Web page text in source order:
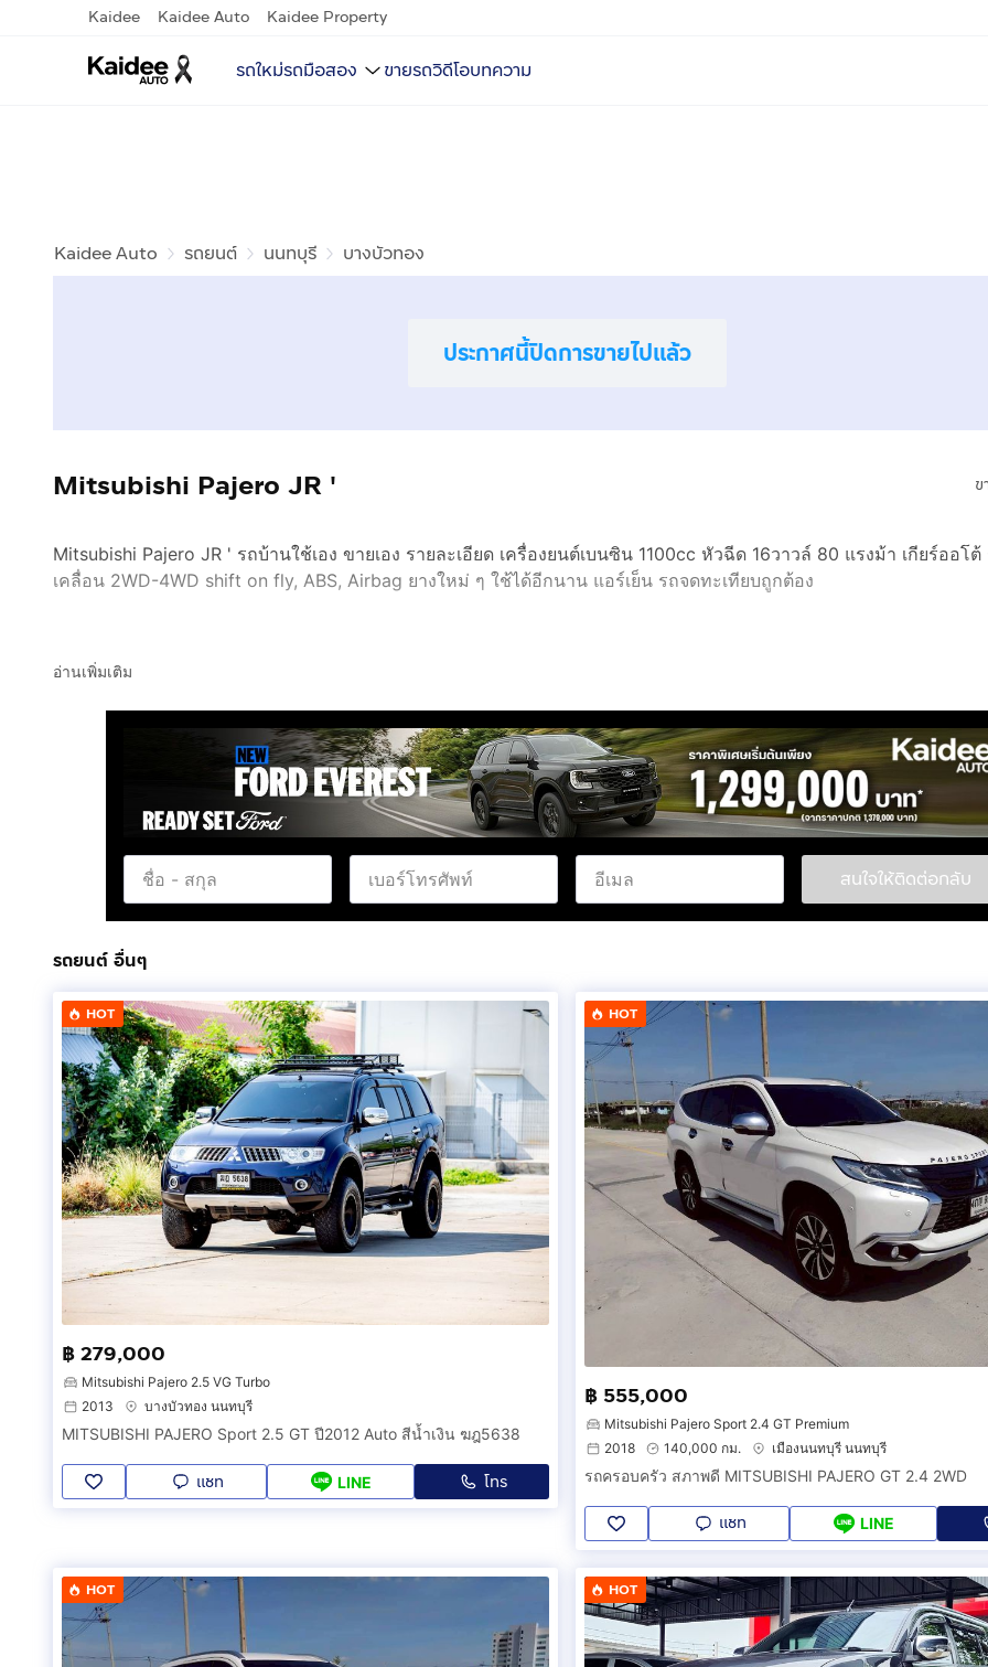
Kaidee Kaidee Auto Kaidee Property
รถใหม่รถมือสอง ขายรถวิดีโอบทความ
Kaidee Auto รถยนต์ นนทบุรี บางบัวทอง
ประกาศนี้ปิดการขายไปแล้ว
ข
Mitsubishi Pajero JR '
Mitsubishi Pajero JR ' รถบ้านใช้เอง ขายเอง รายละเอียด เครื่องยนต์เบนซิน 1100cc หัวฉีด 16วาวล์ 80 แรงม้า เกียร์ออโ
เคลื่อน 2WD-4WD shift on fly, ABS, Airbag ยางใหม่ ๆ ใช้ได้อีกนาน แอร์เย็น รถจดทะเทียบถูกต้อง
อ่านเพิ่มเติม
สนใจให้ติดต่อกลับ
รถยนต์ อื่นๆ
HOT
฿ 279,000
Mitsubishi Pajero 2.5 VG Turbo
2013
บางบัวทอง นนทบุรี
MITSUBISHI PAJERO Sport 2.5 GT ปี2012 Auto สีน้ำเงิน ฆฎ5638
แชท LINE โทร
HOT
฿ 555,000
Mitsubishi Pajero Sport 2.4 GT Premium
2018
140,000 กม. เมืองนนทบุรี นนทบุรี
รถครอบครัว สภาพดี MITSUBISHI PAJERO GT 2.4 2WD
แชท LINE
HOT HOT